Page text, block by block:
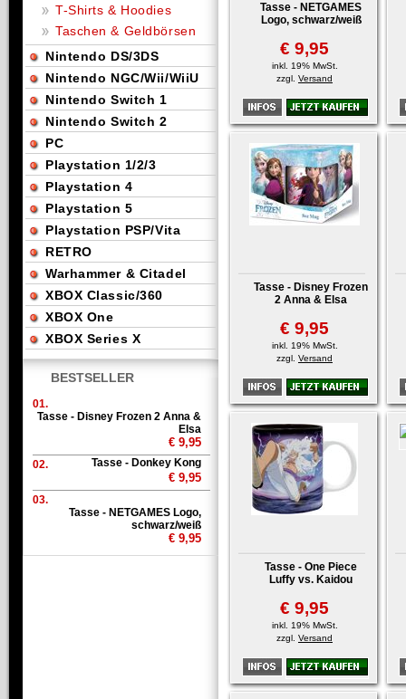
Tasse - NETGAMES
Logo, schwarz/weiß
€ 9,95
inkl. 19% MwSt.
zzgl. Versand
Tasse - Disney Frozen
2 Anna & Elsa
€ 9,95
inkl. 19% MwSt.
zzgl. Versand
Tasse - One Piece
Luffy vs. Kaidou
€ 9,95
inkl. 19% MwSt.
zzgl. Versand
T-Shirts & Hoodies
Taschen & Geldbörsen
Nintendo DS/3DS
Nintendo NGC/Wii/WiiU
Nintendo Switch 1
Nintendo Switch 2
PC
Playstation 1/2/3
Playstation 4
Playstation 5
Playstation PSP/Vita
RETRO
Warhammer & Citadel
XBOX Classic/360
XBOX One
XBOX Series X
BESTSELLER
01.
Tasse - Disney Frozen 2 Anna &
Elsa
€ 9,95
02. Tasse - Donkey Kong
€ 9,95
03.
Tasse - NETGAMES Logo,
schwarz/weiß
€ 9,95